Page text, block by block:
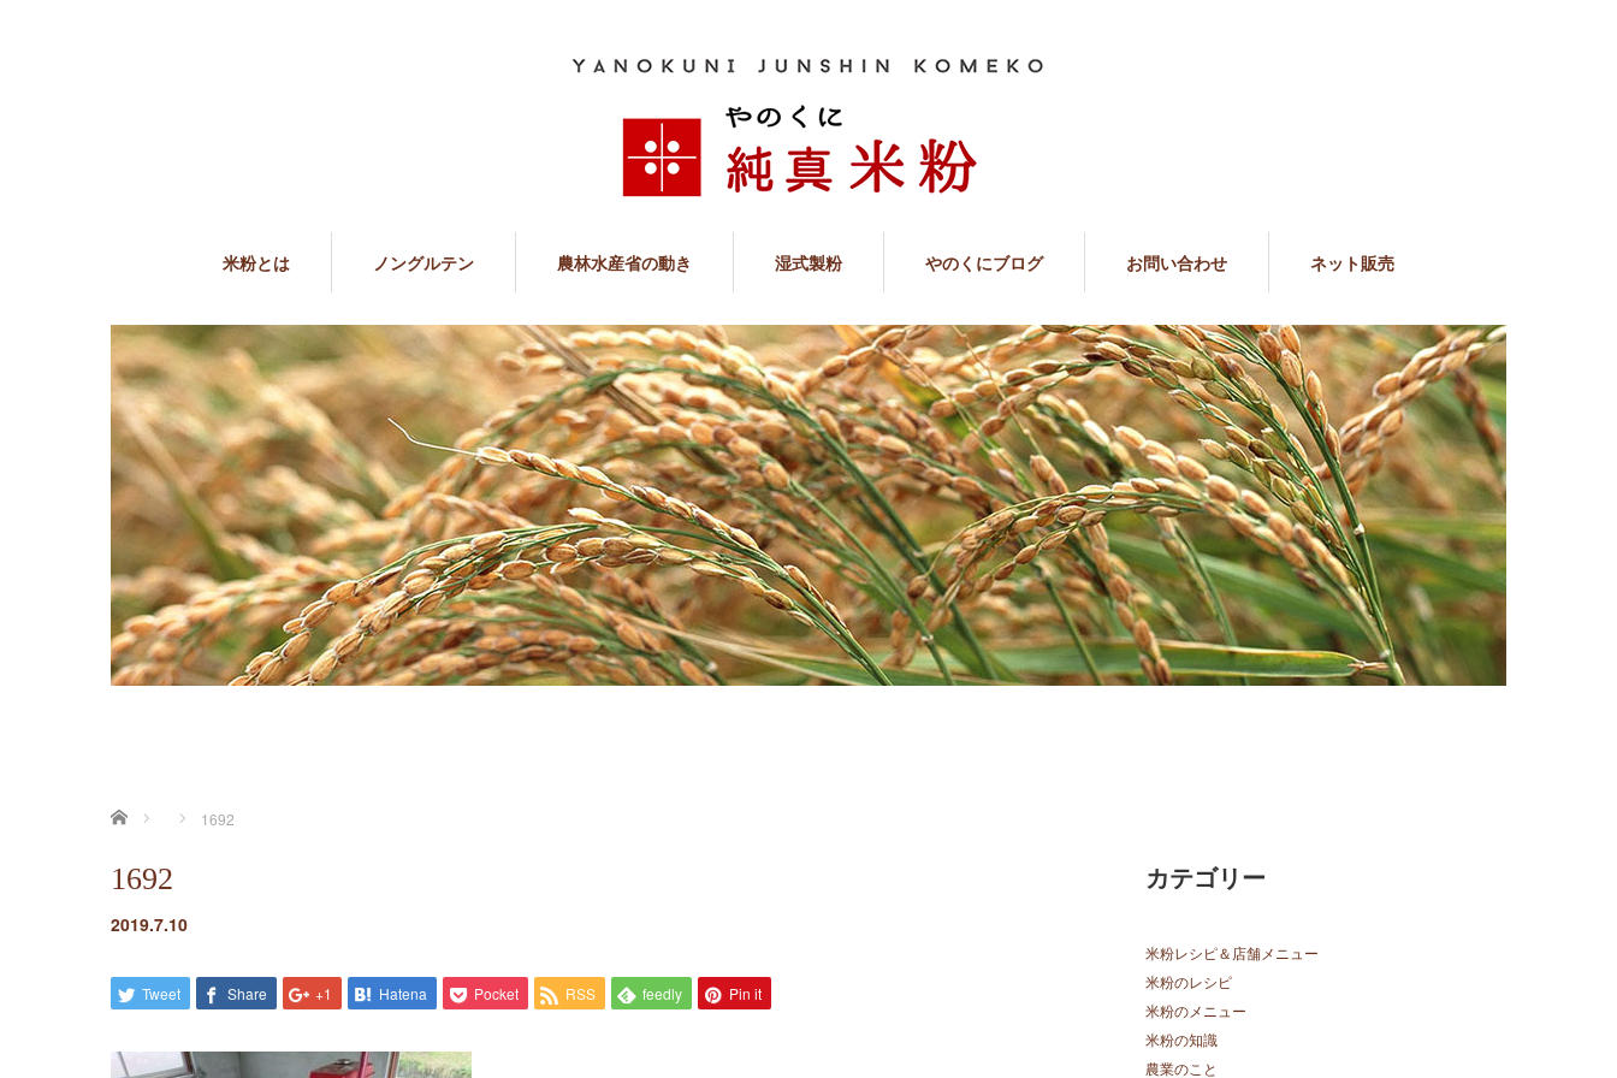
米粉とは ノングルテン 農林水産省の動き 湿式製粉 やのくにブログ お問い合わせ ネット販売
ホーム 1692
1692
2019.7.10
Tweet Share +1 Hatena Pocket RSS feedly Pin it
カテゴリー
米粉レシピ＆店舗メニュー
米粉のレシピ
米粉のメニュー
米粉の知識
農業のこと